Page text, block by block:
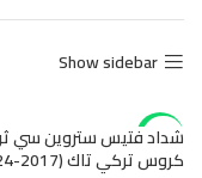
Show sidebar
-20%
شداد فتيس ستروين سي
كروس تركي تاك (2017-2024)